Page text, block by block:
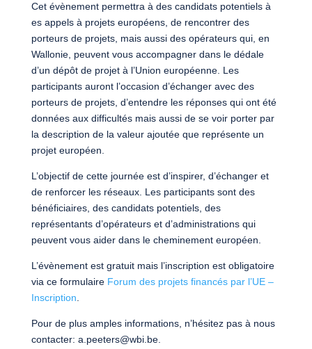
Cet évènement permettra à des candidats potentiels à
es appels à projets européens, de rencontrer des
porteurs de projets, mais aussi des opérateurs qui, en
Wallonie, peuvent vous accompagner dans le dédale
d’un dépôt de projet à l’Union européenne. Les
participants auront l’occasion d’échanger avec des
porteurs de projets, d’entendre les réponses qui ont été
données aux difficultés mais aussi de se voir porter par
la description de la valeur ajoutée que représente un
projet européen.
L’objectif de cette journée est d’inspirer, d’échanger et
de renforcer les réseaux. Les participants sont des
bénéficiaires, des candidats potentiels, des
représentants d’opérateurs et d’administrations qui
peuvent vous aider dans le cheminement européen.
L’évènement est gratuit mais l’inscription est obligatoire
via ce formulaire Forum des projets financés par l’UE –
Inscription.
Pour de plus amples informations, n’hésitez pas à nous
contacter: a.peeters@wbi.be.